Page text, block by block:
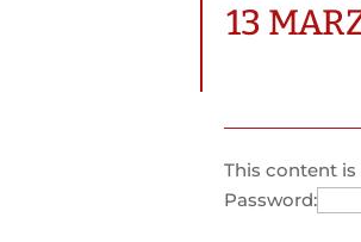
13
This content
Password: